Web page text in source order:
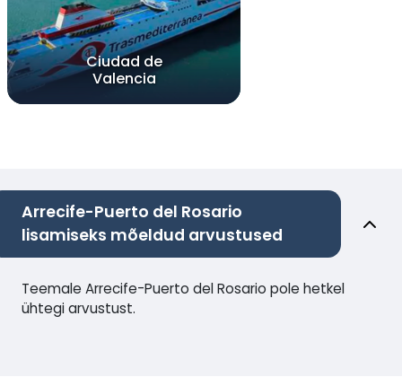
Ciudad de
Valencia
Arrecife-Puerto del Rosario
lisamiseks mõeldud arvustused
Teemale Arrecife-Puerto del Rosario pole hetkel
ühtegi arvustust.